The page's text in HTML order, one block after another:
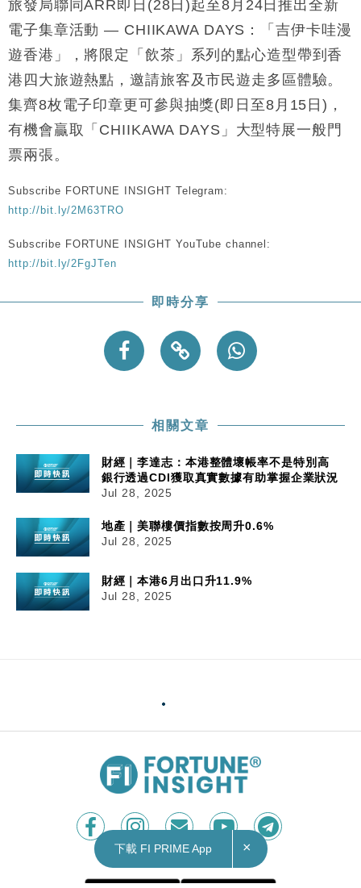
張
15:59
財經｜SA售股自救後再出手 斥4億美元押注未上市公
旅發局聯同ARR即日(28日)起至8月24日推出全新
電子集章活動 — CHIIKAWA DAYS：「吉伊卡哇漫
遊香港」，將限定「飲茶」系列的點心造型帶到香
港四大旅遊熱點，邀請旅客及市民遊走多區體驗。
集齊8枚電子印章更可參與抽獎(即日至8月15日)，
有機會贏取「CHIIKAWA DAYS」大型特展一般門
票兩張。
Subscribe FORTUNE INSIGHT Telegram:
http://bit.ly/2M63TRO
Subscribe FORTUNE INSIGHT YouTube channel:
http://bit.ly/2FgJTen
即時分享
相關文章
財經｜李達志：本港整體壞帳率不是特別高
銀行透過CDI獲取真實數據有助掌握企業狀況
Jul 28, 2025
地產｜美聯樓價指數按周升0.6%
Jul 28, 2025
財經｜本港6月出口升11.9%
Jul 28, 2025
下載 FI PRIME App ×